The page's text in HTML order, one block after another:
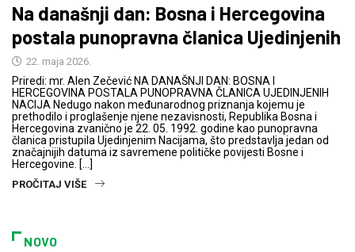
Na današnji dan: Bosna i Hercegovina
postala punopravna članica Ujedinjenih
22. maja 2026.
Priredi: mr. Alen Zečević NA DANAŠNJI DAN: BOSNA I
HERCEGOVINA POSTALA PUNOPRAVNA ČLANICA UJEDINJENIH
NACIJA Nedugo nakon međunarodnog priznanja kojemu je
prethodilo i proglašenje njene nezavisnosti, Republika Bosna i
Hercegovina zvanično je 22. 05. 1992. godine kao punopravna
članica pristupila Ujedinjenim Nacijama, što predstavlja jedan od
značajnijih datuma iz savremene političke povijesti Bosne i
Hercegovine. […]
PROČITAJ VIŠE
NOVO